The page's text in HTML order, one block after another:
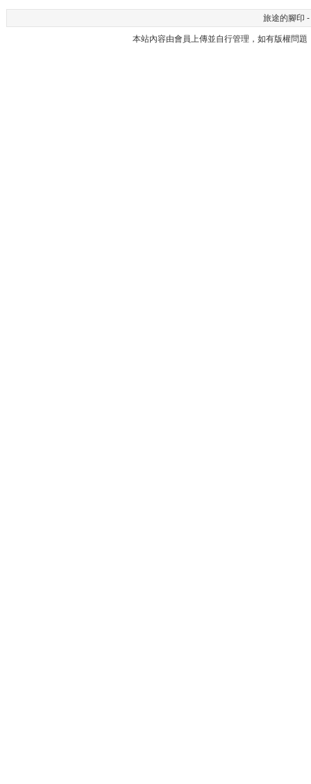
旅途的腳印
本站內容由會員上傳並自行管理，如有版權問